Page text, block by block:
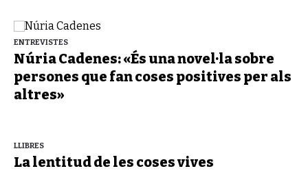
ENTREVISTES
Núria Cadenes: «És una novel·la sobre
persones que fan coses positives per als
altres»
LLIBRES
La lentitud de les coses vives